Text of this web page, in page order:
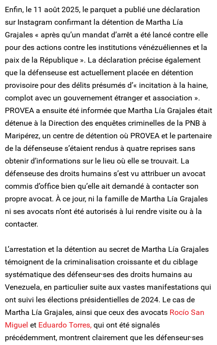
Enfin, le 11 août 2025, le parquet a publié une déclaration
sur Instagram confirmant la détention de Martha Lía
Grajales « après qu’un mandat d’arrêt a été lancé contre elle
pour des actions contre les institutions vénézuéliennes et la
paix de la République ». La déclaration précise également
que la défenseuse est actuellement placée en détention
provisoire pour des délits présumés d’« incitation à la haine,
complot avec un gouvernement étranger et association ».
PROVEA a ensuite été informée que Martha Lía Grajales était
détenue à la Direction des enquêtes criminelles de la PNB à
Maripérez, un centre de détention où PROVEA et le partenaire
de la défenseuse s’étaient rendus à quatre reprises sans
obtenir d’informations sur le lieu où elle se trouvait. La
défenseuse des droits humains s’est vu attribuer un avocat
commis d’office bien qu’elle ait demandé à contacter son
propre avocat. À ce jour, ni la famille de Martha Lía Grajales
ni ses avocats n’ont été autorisés à lui rendre visite ou à la
contacter.
L’arrestation et la détention au secret de Martha Lía Grajales
témoignent de la criminalisation croissante et du ciblage
systématique des défenseur⸱ses des droits humains au
Venezuela, en particulier suite aux vastes manifestations qui
ont suivi les élections présidentielles de 2024. Le cas de
Martha Lía Grajales, ainsi que ceux des avocats Rocío San
Miguel et Eduardo Torres, qui ont été signalés
précédemment, montrent clairement que les défenseur⸱ses